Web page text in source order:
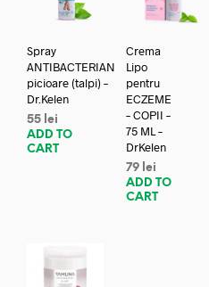
Spray
ANTIBACTERIAN
picioare (talpi) –
Dr.Kelen
55 lei
ADD TO
CART
Crema
Lipo
pentru
ECZEME
– COPII –
75 ML –
DrKelen
79 lei
ADD TO
CART